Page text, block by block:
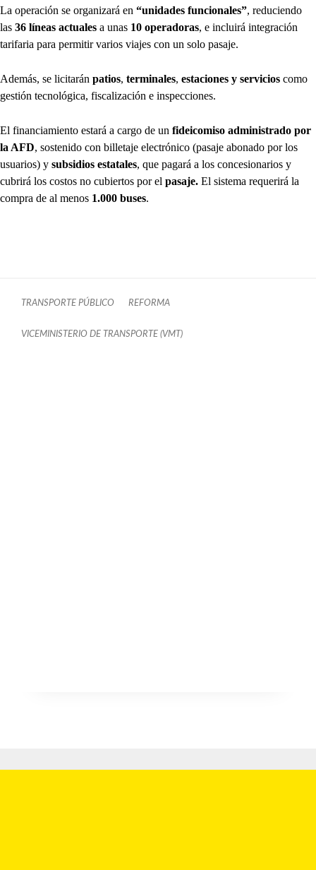
La operación se organizará en “unidades funcionales”, reduciendo
las 36 líneas actuales a unas 10 operadoras, e incluirá integración
tarifaria para permitir varios viajes con un solo pasaje.
Además, se licitarán patios, terminales, estaciones y servicios como
gestión tecnológica, fiscalización e inspecciones.
El financiamiento estará a cargo de un fideicomiso administrado por
la AFD, sostenido con billetaje electrónico (pasaje abonado por los
usuarios) y subsidios estatales, que pagará a los concesionarios y
cubrirá los costos no cubiertos por el pasaje. El sistema requerirá la
compra de al menos 1.000 buses.
TRANSPORTE PÚBLICO REFORMA
VICEMINISTERIO DE TRANSPORTE (VMT)